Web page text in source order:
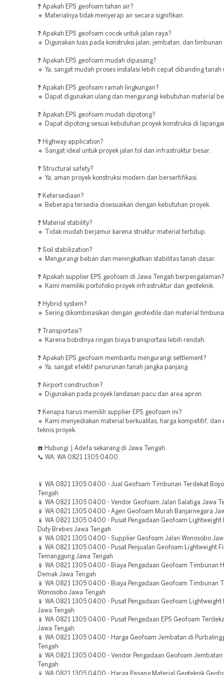
❓ Apakah EPS geofoam tahan air?
🔹 Materialnya tidak menyerap air secara signifikan.
❓ Apakah EPS geofoam cocok untuk jalan raya?
🔹 Digunakan luas pada konstruksi jalan, jembatan, dan timbunan
❓ Apakah EPS geofoam mudah dipasang?
🔹 Ya, sangat mudah proses instalasi lebih cepat dibanding tanah
❓ Apakah EPS geofoam ramah lingkungan?
🔹 Dapat digunakan ulang dan mengurangi kebutuhan material
❓ Apakah EPS geofoam mudah dipotong?
🔹 Dapat dipotong sesuai kebutuhan proyek konstruksi di
❓ Highway application?
🔹 Sangat ideal untuk proyek jalan tol dan infrastruktur besar.
❓ Structural safety?
🔹 Ya, aman proyek konstruksi modern dan bersertifikasi.
❓ Ketersediaan?
🔹 Beberapa tersedia disesuaikan dengan kebutuhan proyek.
❓ Material stability?
🔹 Tidak mudah berjamur karena struktur material tertutup.
❓ Soil stabilization?
🔹 Mengurangi beban dan meningkatkan stabilitas tanah dasar.
❓ Apakah supplier EPS geofoam di Jawa Tengah berpengalaman?
🔹 Kami memiliki portofolio proyek infrastruktur dan geoteknik.
❓ Hybrid system?
🔹 Sering dikombinasikan dengan geotextile dan material
❓ Transportasi?
🔹 Karena bobotnya ringan biaya transportasi lebih rendah.
❓ Apakah EPS geofoam membantu mengurangi settlement?
🔹 Ya, sangat efektif penurunan tanah jangka panjang.
❓ Airport construction?
🔹 Digunakan pada proyek landasan pacu dan area apron.
❓ Kenapa harus memilih supplier EPS geofoam ini?
🔹 Kami menyediakan material berkualitas, harga kompetitif, dan
teknis proyek.
☎️ Hubungi | Adefa sekarang di Jawa Tengah.
📞 WA: WA 0821 1305 0400
📱 WA 0821 1305 0400 - Jual Geofoam Timbunan Terdekat
Tengah
📱 WA 0821 1305 0400 - Vendor Geofoam Jalan Salatiga Jawa
📱 WA 0821 1305 0400 - Agen Geofoam Murah Banjarnegara
📱 WA 0821 1305 0400 - Pusat Pengadaan Geofoam Lightweight
Duty Brebes Jawa Tengah
📱 WA 0821 1305 0400 - Supplier Geofoam Jalan Wonosobo
📱 WA 0821 1305 0400 - Pusat Penjualan Geofoam Lightweight
Temanggung Jawa Tengah
📱 WA 0821 1305 0400 - Biaya Pengadaan Geofoam Timbunan
Demak Jawa Tengah
📱 WA 0821 1305 0400 - Biaya Pengadaan Geofoam Timbunan
Wonosobo Jawa Tengah
📱 WA 0821 1305 0400 - Pusat Pengadaan Geofoam Lightweight
Jawa Tengah
📱 WA 0821 1305 0400 - Pusat Pengadaan EPS Geofoam
Jawa Tengah
📱 WA 0821 1305 0400 - Harga Geofoam Jembatan di
Tengah
📱 WA 0821 1305 0400 - Vendor Pengadaan Geofoam Jembatan
Tengah
📱 WA 0821 1305 0400 - Harga Pasang Material Geoteknik